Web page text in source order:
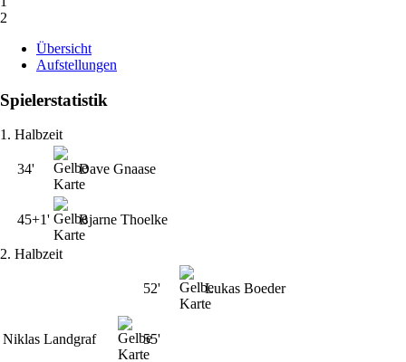
2
Übersicht
Aufstellungen
Spielerstatistik
1. Halbzeit
34' Dave Gnaase
45+1' Bjarne Thoelke
2. Halbzeit
52' Lukas Boeder
Niklas Landgraf 55'